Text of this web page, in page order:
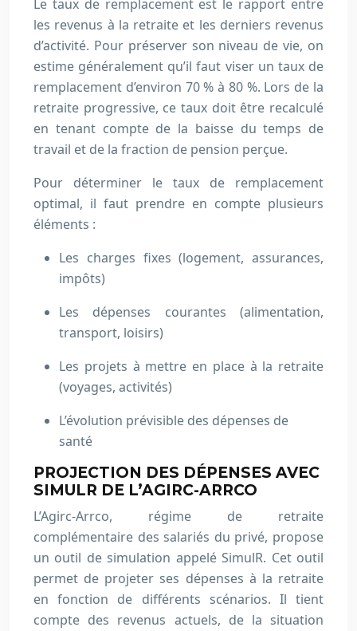
Le taux de remplacement est le rapport entre
les revenus à la retraite et les derniers revenus
d’activité. Pour préserver son niveau de vie, on
estime généralement qu’il faut viser un taux de
remplacement d’environ 70 % à 80 %. Lors de la
retraite progressive, ce taux doit être recalculé
en tenant compte de la baisse du temps de
travail et de la fraction de pension perçue.
Pour déterminer le taux de remplacement
optimal, il faut prendre en compte plusieurs
éléments :
Les charges fixes (logement, assurances,
impôts)
Les dépenses courantes (alimentation,
transport, loisirs)
Les projets à mettre en place à la retraite
(voyages, activités)
L’évolution prévisible des dépenses de
santé
PROJECTION DES DÉPENSES AVEC
SIMULR DE L’AGIRC-ARRCO
L’Agirc-Arrco, régime de retraite
complémentaire des salariés du privé, propose
un outil de simulation appelé SimulR. Cet outil
permet de projeter ses dépenses à la retraite
en fonction de différents scénarios. Il tient
compte des revenus actuels, de la situation